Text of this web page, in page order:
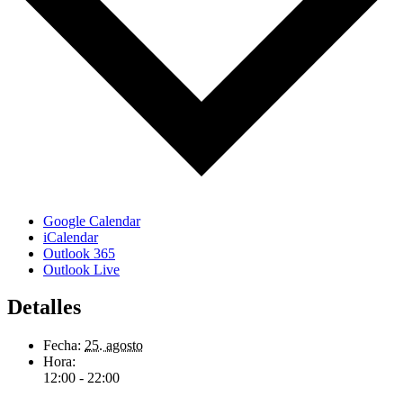
Google Calendar
iCalendar
Outlook 365
Outlook Live
Detalles
Fecha: 25. agosto
Hora:
12:00 - 22:00